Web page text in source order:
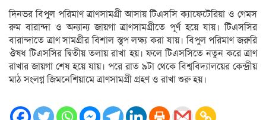
দিনভর বিপুল পরিমাণ ত্রাণসামগ্রী আসায় টিএসসি ক্যাফেটেরিয়া ও গেমস
রুম বারান্দা ও অন্যান্য জায়গা ত্রাণসামগ্রীতে পূর্ণ হয়ে যায়। টিএসসির
বারান্দাতে ত্রাণ সামগ্রীর বিশাল স্তূপ লক্ষ্য করা যায়। বিপুল পরিমাণ জরুরি
ঔষধ টিএসসির দ্বিতীয় তলায় রাখা হয়। ফলে টিএসসিতে নতুন করে ত্রাণ
রাখার জায়গা শেষ হয়ে যায়। পরে রাত ৯টা থেকে বিশ্ববিদ্যালয়ের কেন্দ্রীয়
মাঠ সংলগ্ন জিমনেশিয়ামে ত্রাণসামগ্রী গ্রহণ ও রাখা শুরু হয়।